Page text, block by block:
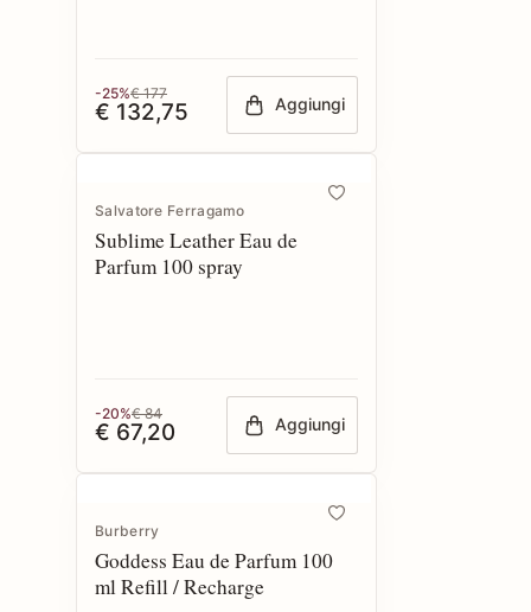
-25%€ 177
€ 132,75 Aggiungi
Salvatore Ferragamo
Sublime Leather Eau de
Parfum 100 spray
-20%€ 84
€ 67,20 Aggiungi
Burberry
Goddess Eau de Parfum 100
ml Refill / Recharge